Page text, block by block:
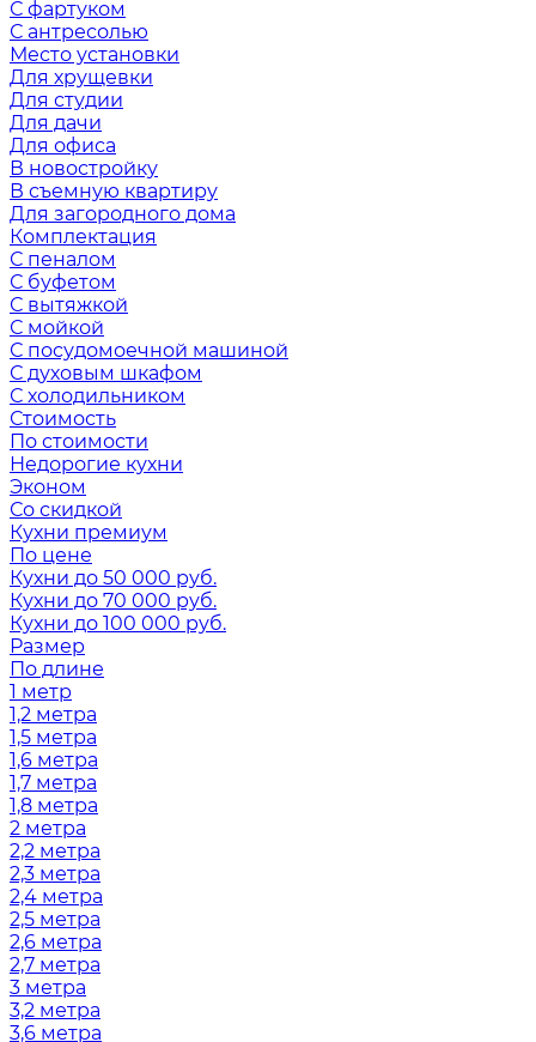
С фартуком
С антресолью
Место установки
Для хрущевки
Для студии
Для дачи
Для офиса
В новостройку
В съемную квартиру
Для загородного дома
Комплектация
С пеналом
С буфетом
С вытяжкой
С мойкой
С посудомоечной машиной
С духовым шкафом
С холодильником
Стоимость
По стоимости
Недорогие кухни
Эконом
Со скидкой
Кухни премиум
По цене
Кухни до 50 000 руб.
Кухни до 70 000 руб.
Кухни до 100 000 руб.
Размер
По длине
1 метр
1,2 метра
1,5 метра
1,6 метра
1,7 метра
1,8 метра
2 метра
2,2 метра
2,3 метра
2,4 метра
2,5 метра
2,6 метра
2,7 метра
3 метра
3,2 метра
3,6 метра